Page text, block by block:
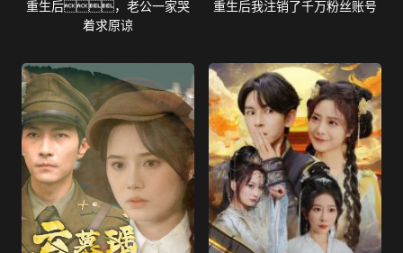
重生后，老公一家哭
着求原谅
重生后我注销了千万粉丝账号